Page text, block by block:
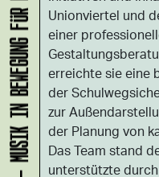
Unionviertel und
einer
erreichte sie eine
der
zur
der Planung von
Das Team stand
unterstützte